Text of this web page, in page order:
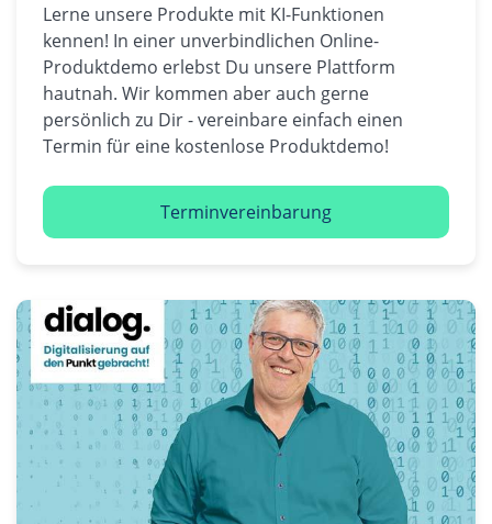
Lerne unsere Produkte mit KI-Funktionen
kennen! In einer unverbindlichen Online-
Produktdemo erlebst Du unsere Plattform
hautnah. Wir kommen aber auch gerne
persönlich zu Dir - vereinbare einfach einen
Termin für eine kostenlose Produktdemo!
Terminvereinbarung